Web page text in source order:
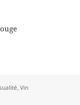
,Vin